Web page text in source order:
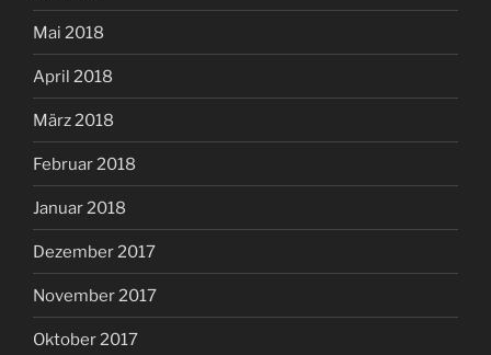
Mai 2018
April 2018
März 2018
Februar 2018
Januar 2018
Dezember 2017
November 2017
Oktober 2017